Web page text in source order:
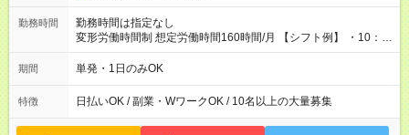
勤務時間
勤務時間は指定なし
変形労働時間制 想定労働時間160時間/月 【シフト例】 ・10：
00～20：00
期間 単発・1日のみOK
特徴 日払いOK / 副業・WワークOK / 10名以上の大量募集